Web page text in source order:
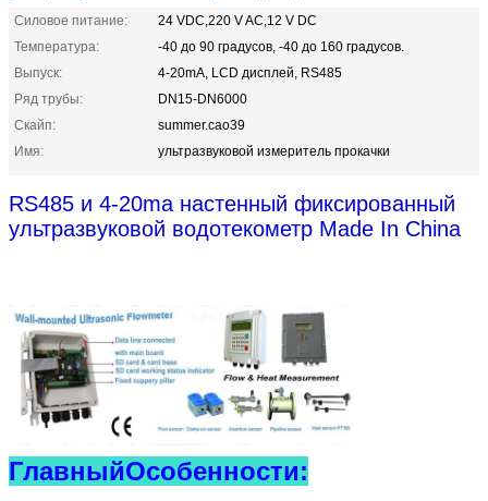
Силовое питание:
24 VDC,220 V AC,12 V DC
Температура:
-40 до 90 градусов, -40 до 160 градусов.
Выпуск:
4-20mA, LCD дисплей, RS485
Ряд трубы:
DN15-DN6000
Скайп:
summer.cao39
Имя:
ультразвуковой измеритель прокачки
RS485 и 4-20ma настенный фиксированный
ультразвуковой водотекометр Made In China
ГлавныйОсобенности: